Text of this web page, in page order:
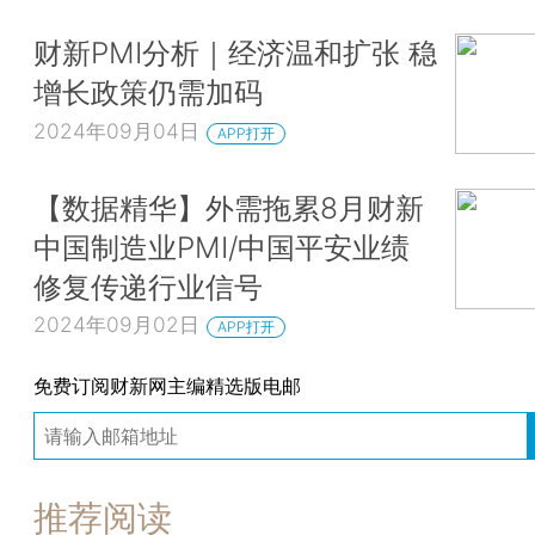
财新PMI分析｜经济温和扩张 稳
增长政策仍需加码
2024年09月04日 APP打开
【数据精华】外需拖累8月财新
中国制造业PMI/中国平安业绩
修复传递行业信号
2024年09月02日 APP打开
免费订阅财新网主编精选版电邮
推荐阅读